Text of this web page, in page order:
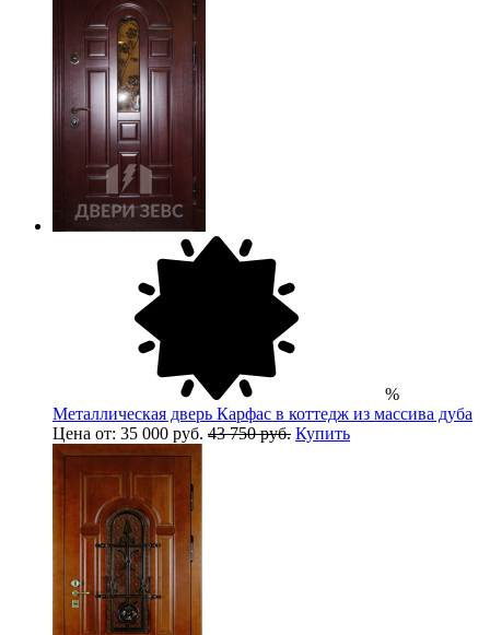
%
Металлическая дверь Карфас в коттедж из массива дуба
Цена от: 35 000 руб. 43 750 руб. Купить